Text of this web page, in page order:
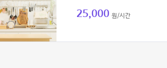
25,000 원/시간